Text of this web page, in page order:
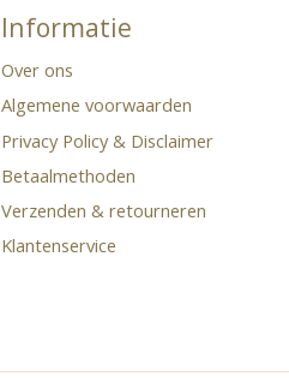
Informatie
Over ons
Algemene voorwaarden
Privacy Policy & Disclaimer
Betaalmethoden
Verzenden & retourneren
Klantenservice